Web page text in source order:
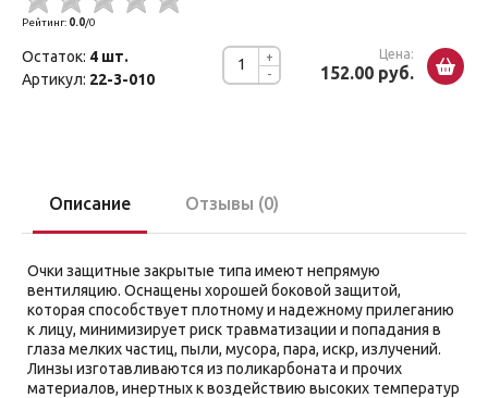
Рейтинг: 0.0/0
-
+ Цена:
152.00 руб.
Остаток: 4 шт.
Артикул: 22-3-010
Описание Отзывы (0)
Очки защитные закрытые типа имеют непрямую
вентиляцию. Оснащены хорошей боковой защитой,
которая способствует плотному и надежному прилеганию
к лицу, минимизирует риск травматизации и попадания в
глаза мелких частиц, пыли, мусора, пара, искр, излучений.
Линзы изготавливаются из поликарбоната и прочих
материалов, инертных к воздействию высоких температур